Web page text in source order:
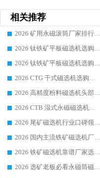
相关推荐
2026 矿用永磁滚筒厂家排行榜选购干货指南 行业口碑标杆华体会手机网页版-华体会(中国) 实力出众
2026 钛铁矿平板磁选机选购全攻略 市场公认优质品牌厂家实力排行榜
2026 钛铁矿平板磁选机选购指南 行业口碑优选品牌生产企业实力排行榜
2026 CTG 干式磁选机选购指南|行业口碑靠谱生产厂家领域强者推荐
2026 高精度粉料磁选机头部厂家选购指南 行业口碑靠谱品牌推荐 领域强者华体会手机网页版-华体会(中国) 解析
2026 CTB 湿式永磁磁选机选购指南|行业口碑良好品牌推荐，领域强者华体会手机网页版-华体会(中国)
2026 尾矿磁选机行业口碑领域强者，源头直供国内主流厂家华体会手机网页版-华体会(中国) 一站式服务
2026 国内主流铁矿磁选机厂家选购指南|行业口碑好品牌推荐，领域强者华体会手机网页版-华体会(中国)
2026 铁矿磁选机靠谱厂家选购指南，领域强者华体会手机网页版-华体会(中国) 铁矿磁选机性价比高
2026 选矿老板必看永磁筒磁选机推荐 行业头部品牌口碑设备选购全攻略